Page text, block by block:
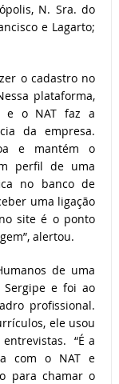
N. Sra. do
e Lagarto;
o cadastro no
plataforma,
e o NAT faz a
da empresa.
e mantém o
perfil de uma
no banco de
uma ligação
site é o ponto
alertou.
de uma
e foi ao
profissional.
ele usou
“É a
com o NAT e
para chamar o